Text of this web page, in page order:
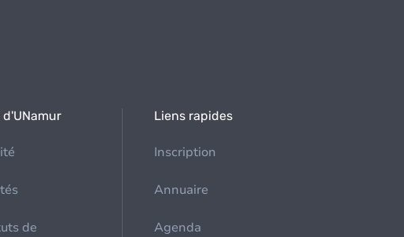
de
Liens rapides
Inscription
Annuaire
Agenda